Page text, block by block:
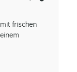
frischen